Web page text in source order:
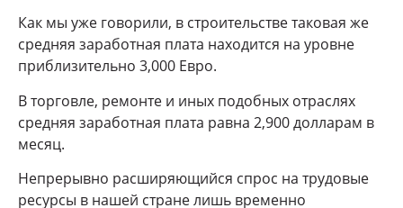
Как мы уже говорили, в строительстве таковая же
средняя заработная плата находится на уровне
приблизительно 3,000 Евро.
В торговле, ремонте и иных подобных отраслях
средняя заработная плата равна 2,900 долларам в
месяц.
Непрерывно расширяющийся спрос на трудовые
ресурсы в нашей стране лишь временно